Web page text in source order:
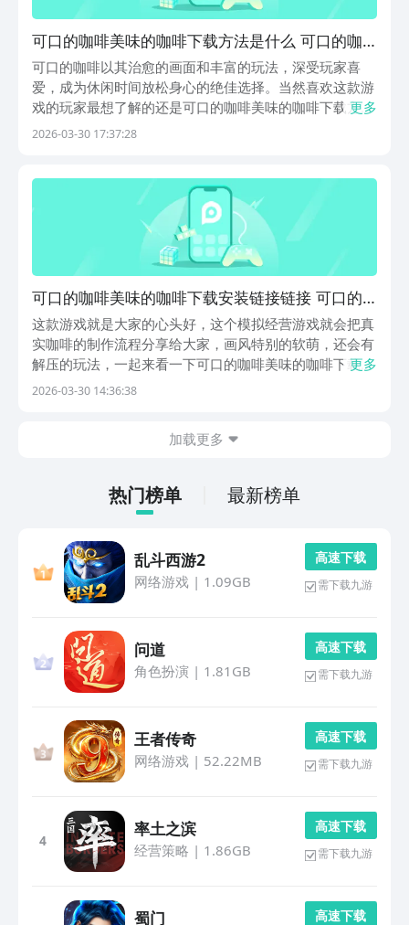
可口的咖啡美味的咖啡下载方法是什么 可口的咖
啡安卓下载方法盘点
可口的咖啡以其治愈的画面和丰富的玩法，深受玩家喜
爱，成为休闲时间放松身心的绝佳选择。当然喜欢这款游
戏的玩家最想了解的还是可口的咖啡美味的咖啡下载方法
是什么？接下来，我将为大家详细介绍。如果想要亲自体
游...
更多
2026-03-30 17:37:28
可口的咖啡美味的咖啡下载安装链接链接 可口的
咖啡安卓手机版在哪下载
这款游戏就是大家的心头好，这个模拟经营游戏就会把真
实咖啡的制作流程分享给大家，画风特别的软萌，还会有
解压的玩法，一起来看一下可口的咖啡美味的咖啡下载。
如果大家有兴趣，那么就直接通过以下的链接。这款游戏
更多
2026-03-30 14:36:38
加载更多
热门榜单 最新榜单
乱斗西游2
网络游戏| 1.09GB
高 速 下 载
需下载九游
问道
角色扮演 | 1.81GB
高 速 下 载
需下载九游
王者传奇
网络游戏| 52.22MB
高 速 下 载
需下载九游
4
率土之滨
经营策略 | 1.86GB
高 速 下 载
需下载九游
蜀门 高 速 下 载